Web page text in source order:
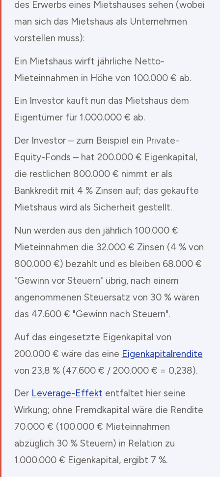
des Erwerbs eines Mietshauses sehen (wobei
man sich das Mietshaus als Unternehmen
vorstellen muss):
Ein Mietshaus wirft jährliche Netto-
Mieteinnahmen in Höhe von 100.000 € ab.
Ein Investor kauft nun das Mietshaus dem
Eigentümer für 1.000.000 € ab.
Der Investor – zum Beispiel ein Private-
Equity-Fonds – hat 200.000 € Eigenkapital,
die restlichen 800.000 € nimmt er als
Bankkredit mit 4 % Zinsen auf; das gekaufte
Mietshaus wird als Sicherheit gestellt.
Nun werden aus den jährlich 100.000 €
Mieteinnahmen die 32.000 € Zinsen (4 % von
800.000 €) bezahlt und es bleiben 68.000 €
"Gewinn vor Steuern" übrig, nach einem
angenommenen Steuersatz von 30 % wären
das 47.600 € "Gewinn nach Steuern".
Auf das eingesetzte Eigenkapital von
200.000 € wäre das eine Eigenkapitalrendite
von 23,8 % (47.600 € / 200.000 € = 0,238).
Der Leverage-Effekt entfaltet hier seine
Wirkung; ohne Fremdkapital wäre die Rendite
70.000 € (100.000 € Mieteinnahmen
abzüglich 30 % Steuern) in Relation zu
1.000.000 € Eigenkapital, ergibt 7 %.